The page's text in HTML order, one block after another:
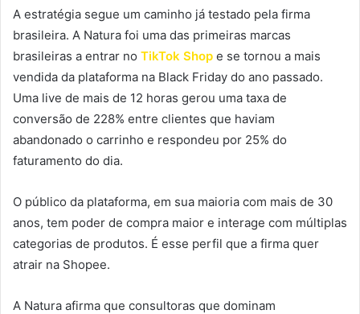
A estratégia segue um caminho já testado pela firma
brasileira. A Natura foi uma das primeiras marcas
brasileiras a entrar no TikTok Shop e se tornou a mais
vendida da plataforma na Black Friday do ano passado.
Uma live de mais de 12 horas gerou uma taxa de
conversão de 228% entre clientes que haviam
abandonado o carrinho e respondeu por 25% do
faturamento do dia.
O público da plataforma, em sua maioria com mais de 30
anos, tem poder de compra maior e interage com múltiplas
categorias de produtos. É esse perfil que a firma quer
atrair na Shopee.
A Natura afirma que consultoras que dominam